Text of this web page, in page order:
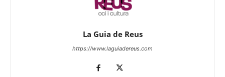
La Guia de Reus
https://www.laguiadereus.com